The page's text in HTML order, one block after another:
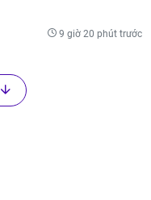
9 giờ 20 phút trước